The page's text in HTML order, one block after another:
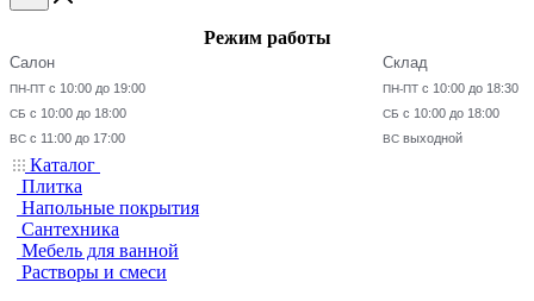
Режим работы
Салон
ПН-ПТ с 10:00 до 19:00
СБ с 10:00 до 18:00
ВС с 11:00 до 17:00
Склад
ПН-ПТ с 10:00 до 18:30
СБ с 10:00 до 18:00
ВС выходной
Каталог
Плитка
Напольные покрытия
Сантехника
Мебель для ванной
Растворы и смеси